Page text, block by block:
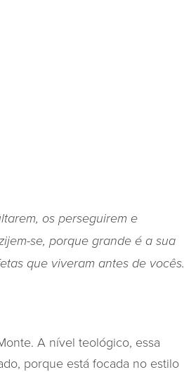
os perseguirem e
se, porque grande é a sua
que viveram antes de vocês.
A nível teológico, essa
porque está focada no estilo